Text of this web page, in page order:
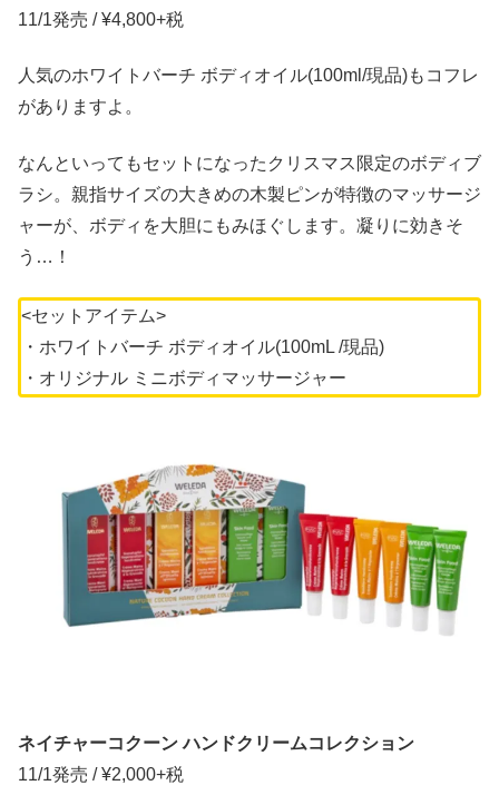
11/1発売 / ¥4,800+税
人気のホワイトバーチ ボディオイル(100ml/現品)もコフレ
がありますよ。
なんといってもセットになったクリスマス限定のボディブ
ラシ。親指サイズの大きめの木製ピンが特徴のマッサージ
ャーが、ボディを大胆にもみほぐします。凝りに効きそ
う…！
<セットアイテム>
・ホワイトバーチ ボディオイル(100mL /現品)
・オリジナル ミニボディマッサージャー
ネイチャーコクーン ハンドクリームコレクション
11/1発売 / ¥2,000+税